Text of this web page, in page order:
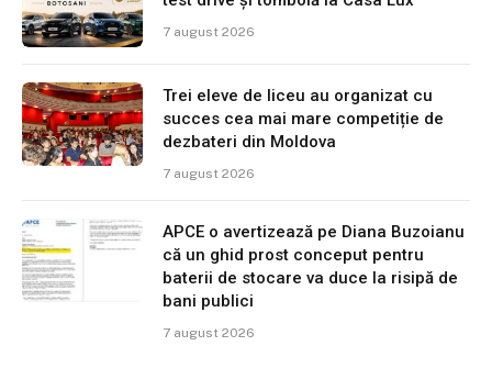
7 august 2026
Trei eleve de liceu au organizat cu
succes cea mai mare competiție de
dezbateri din Moldova
7 august 2026
APCE o avertizează pe Diana Buzoianu
că un ghid prost conceput pentru
baterii de stocare va duce la risipă de
bani publici
7 august 2026